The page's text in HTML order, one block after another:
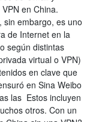
en China.
sin embargo, es uno
de Internet en la
según distintas
virtual o VPN)
en clave que
en Sina Weibo
las Estos incluyen
otros. Con un